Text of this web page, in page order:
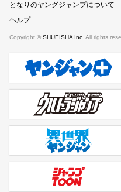
となりのヤングジャンプについて
ヘルプ
Copyright © SHUEISHA Inc. All rights
ヤンジャンプラス
ウルトラジャンプ
異世界ヤンジャン
ジャンプTOON